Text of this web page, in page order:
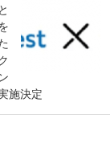
施決定